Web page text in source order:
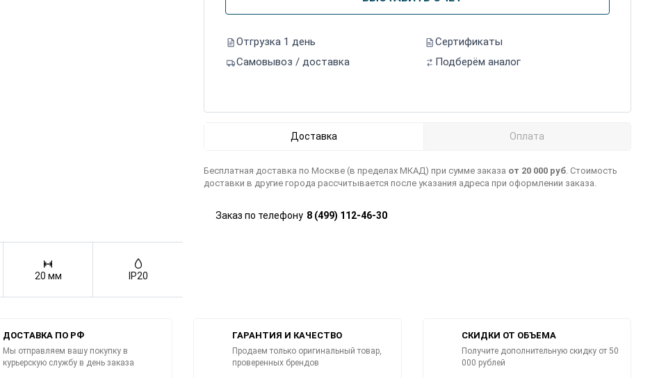
20 мм IP20
Отгрузка 1 день
Сертификаты
Самовывоз / доставка
Подберём аналог
Доставка Оплата
Бесплатная доставка по Москве (в пределах МКАД) при сумме заказа от 20 000 руб. Стоимость
доставки в другие города рассчитывается после указания адреса при оформлении заказа.
Заказ по телефону 8 (499) 112-46-30
ДОСТАВКА ПО РФ
Мы отправляем вашу покупку в
курьерскую службу в день заказа
ГАРАНТИЯ И КАЧЕСТВО
Продаем только оригинальный товар,
проверенных брендов
СКИДКИ ОТ ОБЪЕМА
Получите дополнительную скидку от 50
000 рублей